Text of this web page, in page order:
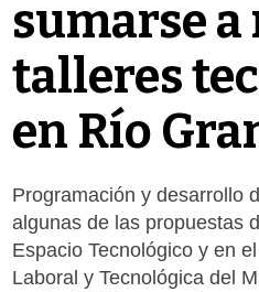
sumarse a
talleres
en Río
Programación y desarrollo
algunas de las propuestas
Espacio Tecnológico y en
Laboral y Tecnológica del